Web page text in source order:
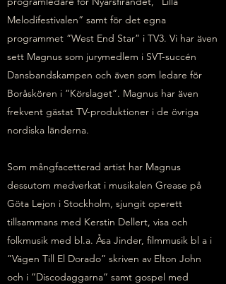
Melodifestivalen” samt för det egna
programmet ”West End Star” i TV3. Vi har även
sett Magnus som jurymedlem i SVT-succén
Dansbandskampen och även som ledare för
Boråskören i ”Körslaget”. Magnus har även
frekvent gästat TV-produktioner i de övriga
nordiska länderna.
Som mångfacetterad artist har Magnus
dessutom medverkat i musikalen Grease på
Göta Lejon i Stockholm, sjungit operett
tillsammans med Kerstin Dellert, visa och
folkmusik med bl.a. Åsa Jinder, filmmusik bl a i
”Vägen Till El Dorado” skriven av Elton John
och i ”Discodaggarna” samt gospel med